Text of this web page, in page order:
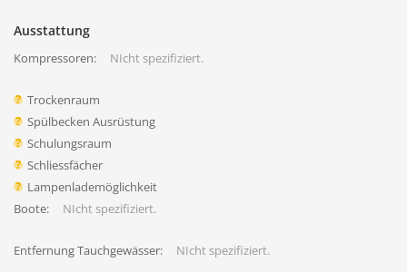
Ausstattung
Kompressoren: NIcht spezifiziert.
Trockenraum
Spülbecken Ausrüstung
Schulungsraum
Schliessfächer
Lampenlademöglichkeit
Boote:
NIcht spezifiziert.
Entfernung Tauchgewässer: NIcht spezifiziert.